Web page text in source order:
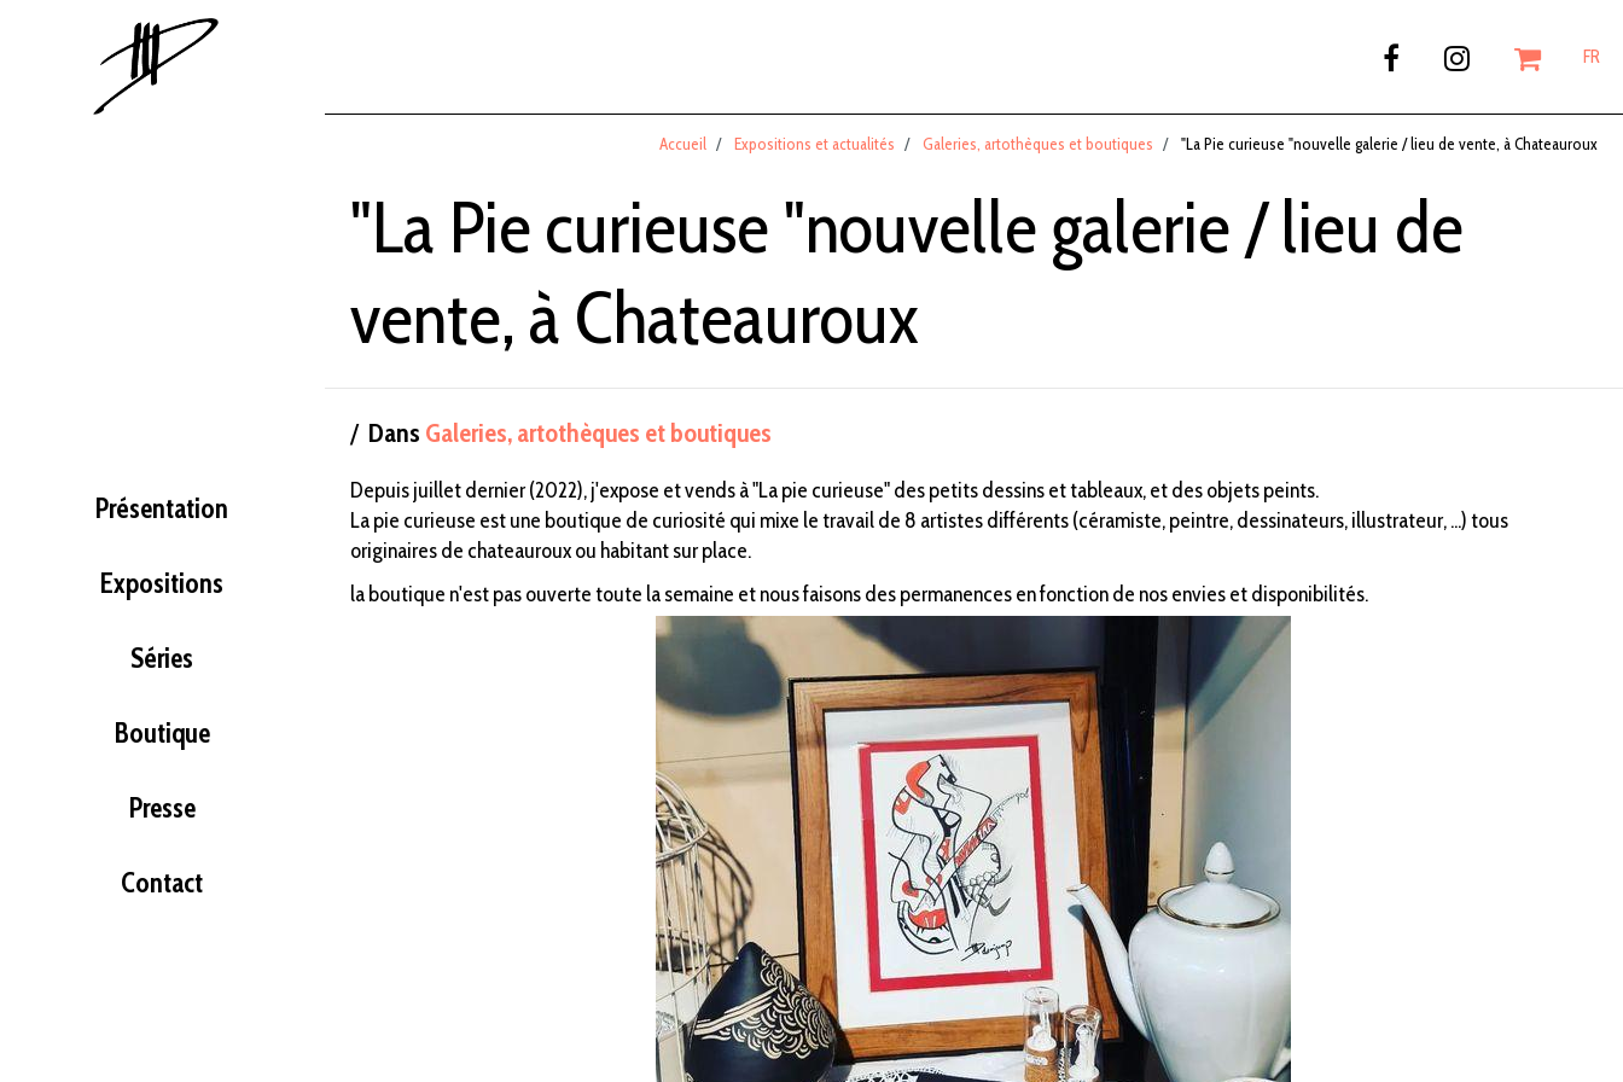
FR
Présentation
Expositions
Séries
Boutique
Presse
Contact
Accueil Expositions et actualités Galeries, artothèques et boutiques "La Pie curieuse "nouvelle galerie / lieu de vente, à Chateauroux
"La Pie curieuse "nouvelle galerie / lieu de
vente, à Chateauroux
Dans Galeries, artothèques et boutiques
Depuis juillet dernier (2022), j'expose et vends à "La pie curieuse" des petits dessins et tableaux, et des objets peints.
La pie curieuse est une boutique de curiosité qui mixe le travail de 8 artistes différents (céramiste, peintre, dessinateurs, illustrateur, ...) tous
originaires de chateauroux ou habitant sur place.
la boutique n'est pas ouverte toute la semaine et nous faisons des permanences en fonction de nos envies et disponibilités.